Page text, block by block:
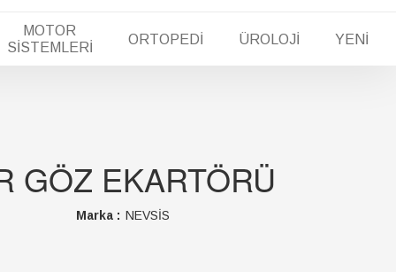
MOTOR
SİSTEMLERİ
ORTOPEDİ ÜROLOJİ YENİ
GÖZ EKARTÖRÜ
Marka : NEVSİS